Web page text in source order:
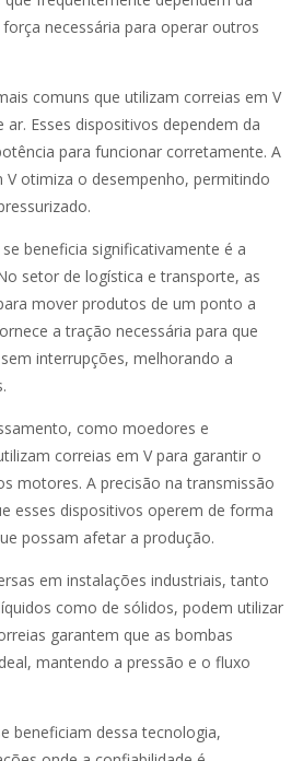
necessária para operar outros
comuns que utilizam correias em V
Esses dispositivos dependem da
para funcionar corretamente. A
V otimiza o desempenho, permitindo
beneficia significativamente é a
setor de logística e transporte, as
mover produtos de um ponto a
a tração necessária para que
interrupções, melhorando a
como moedores e
correias em V para garantir o
motores. A precisão na transmissão
esses dispositivos operem de forma
possam afetar a produção.
em instalações industriais, tanto
como de sólidos, podem utilizar
garantem que as bombas
mantendo a pressão e o fluxo
beneficiam dessa tecnologia,